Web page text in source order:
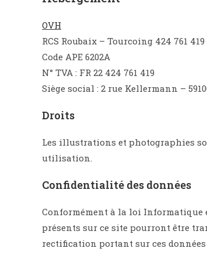
OVH
RCS Roubaix – Tourcoing 424 761 419
Code APE 6202A
N° TVA : FR 22 424 761 419
Siège social : 2 rue Kellermann –
Droits
Les illustrations et photographies
utilisation.
Confidentialité des données
Conformément à la loi Informatique
présents sur ce site pourront être
rectification portant sur ces